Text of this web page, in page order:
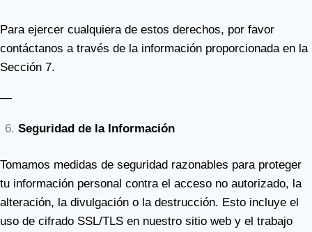
Para ejercer cualquiera de estos derechos, por favor
contáctanos a través de la información proporcionada en la
Sección 7.
—
Seguridad de la Información
Tomamos medidas de seguridad razonables para proteger
tu información personal contra el acceso no autorizado, la
alteración, la divulgación o la destrucción. Esto incluye el
uso de cifrado SSL/TLS en nuestro sitio web y el trabajo